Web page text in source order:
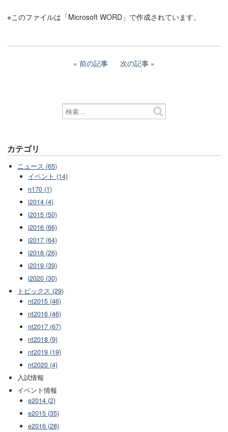
※このファイルは「Microsoft WORD」で作成されています。
前の記事 次の記事
カテゴリ
ニュース (65)
イベント (14)
n170 (1)
i2014 (4)
i2015 (50)
i2016 (66)
i2017 (64)
i2018 (26)
i2019 (39)
i2020 (30)
トピックス (29)
nt2015 (46)
nt2016 (46)
nt2017 (67)
nt2018 (9)
nt2019 (19)
nt2020 (4)
入試情報
イベント情報
e2014 (2)
e2015 (35)
e2016 (28)